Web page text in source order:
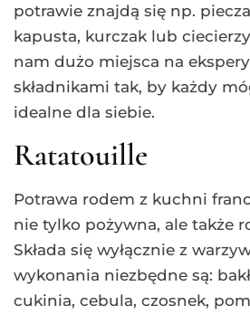
potrawie znajdą się np.
kapusta, kurczak lub
nam dużo miejsca na
składnikami tak, by każdy
idealne dla siebie.
Ratatouille
Potrawa rodem z kuchni
nie tylko pożywna, ale także
Składa się wyłącznie z
wykonania niezbędne są:
cukinia, cebula, czosnek,